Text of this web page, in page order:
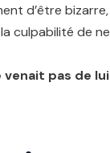
d’être
culpabilité de
pas de